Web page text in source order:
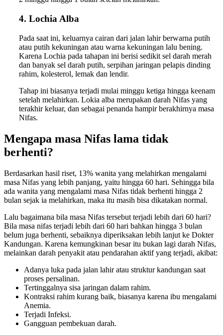
4. Lochia Alba
Pada saat ini, keluarnya cairan dari jalan lahir berwarna putih
atau putih kekuningan atau warna kekuningan lalu bening.
Karena Lochia pada tahapan ini berisi sedikit sel darah merah
dan banyak sel darah putih, serpihan jaringan pelapis dinding
rahim, kolesterol, lemak dan lendir.
Tahap ini biasanya terjadi mulai minggu ketiga hingga keenam
setelah melahirkan. Lokia alba merupakan darah Nifas yang
terakhir keluar, dan sebagai penanda hampir berakhirnya masa
Nifas.
Mengapa masa Nifas lama tidak
berhenti?
Berdasarkan hasil riset, 13% wanita yang melahirkan mengalami
masa Nifas yang lebih panjang, yaitu hingga 60 hari. Sehingga bila
ada wanita yang mengalami masa Nifas tidak berhenti hingga 2
bulan sejak ia melahirkan, maka itu masih bisa dikatakan normal.
Lalu bagaimana bila masa Nifas tersebut terjadi lebih dari 60 hari?
Bila masa nifas terjadi lebih dari 60 hari bahkan hingga 3 bulan
belum juga berhenti, sebaiknya diperiksakan lebih lanjut ke Dokter
Kandungan. Karena kemungkinan besar itu bukan lagi darah Nifas,
melainkan darah penyakit atau pendarahan aktif yang terjadi, akibat:
Adanya luka pada jalan lahir atau struktur kandungan saat
proses persalinan.
Tertinggalnya sisa jaringan dalam rahim.
Kontraksi rahim kurang baik, biasanya karena ibu mengalami
Anemia.
Terjadi Infeksi.
Gangguan pembekuan darah.